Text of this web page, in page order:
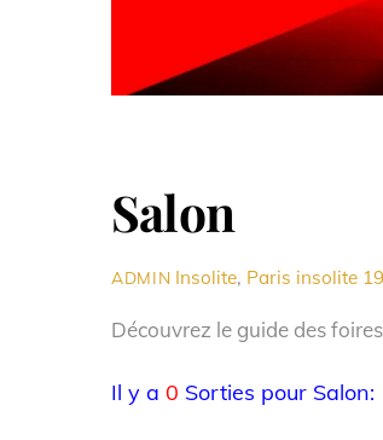
Salon
ADMIN Insolite, Paris insolite 19
Découvrez le guide des
Il y a 0 Sorties pour Salon: